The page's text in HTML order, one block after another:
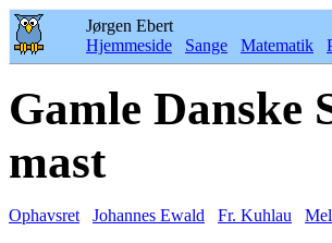
Jørgen Ebert
Hjemmeside
Sange Matematik
Gamle Danske
mast
Ophavsret Johannes Ewald Fr. Kuhlau